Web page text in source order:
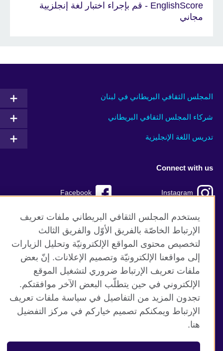
EnglishScore - قم بإجراء اختبار لغة إنجلزيية
مجاني
المجلس الثقافي البريطاني في لبنان
شركاء المجلس الثقافي البريطاني
تدريس اللغة الإنجليزية
Connect with us
Facebook Instagram
TikTok Twitter
Youtube
موقع المجلس الثقافي البريطاني العالمي
الخصوصية وشروط الاستخدام
ملفات تعريف الإرتباط
خارطة الموقع
يستخدم المجلس الثقافي البريطاني ملفات تعريف
الإرتباط الخاصّة بالفريق الأوّل والفريق الثالث
لتخصيص محتوى المواقع الإلكترونيّة وتحليل الزيارات
إلى مواقعنا الإلكترونيّة وتصميم الإعلانات. إنّ بعض
ملفات تعريف الإرتباط ضروري لتشغيل الموقع
الإلكتروني في حين يتطلّب البعض الآخر موافقتكم.
تجدون المزيد من التفاصيل في سياسة ملفات تعريف
الإرتباط ويمكنكم تصميم خياركم في مركز التفضيل
هنا.